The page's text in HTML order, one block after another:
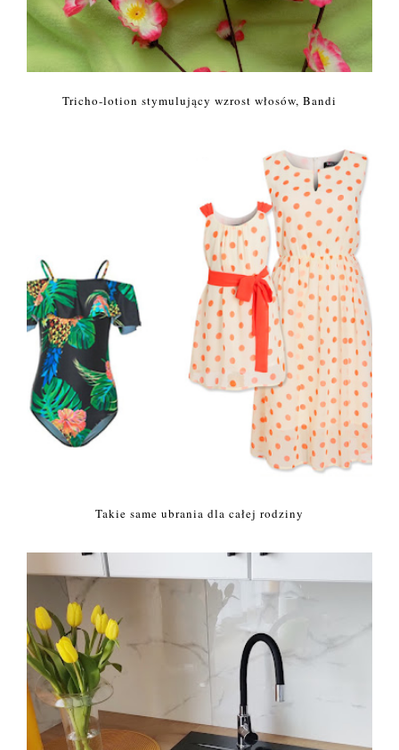
Tricho-lotion stymulujący wzrost włosów, Bandi
Takie same ubrania dla całej rodziny